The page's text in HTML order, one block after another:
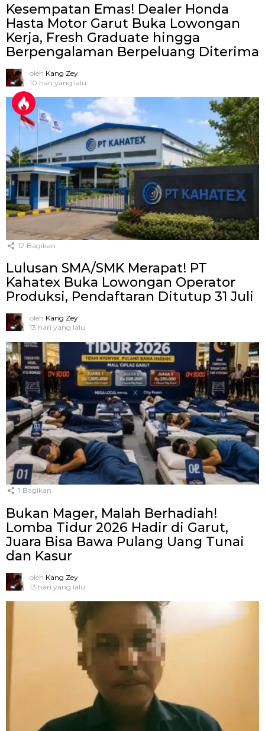
Kesempatan Emas! Dealer Honda
Hasta Motor Garut Buka Lowongan
Kerja, Fresh Graduate hingga
Berpengalaman Berpeluang Diterima
oleh Kang Zey
10 hari yang lalu
12 Bagikan
Lulusan SMA/SMK Merapat! PT
Kahatex Buka Lowongan Operator
Produksi, Pendaftaran Ditutup 31 Juli
oleh Kang Zey
13 hari yang lalu
1 Bagikan
Bukan Mager, Malah Berhadiah!
Lomba Tidur 2026 Hadir di Garut,
Juara Bisa Bawa Pulang Uang Tunai
dan Kasur
oleh Kang Zey
13 hari yang lalu